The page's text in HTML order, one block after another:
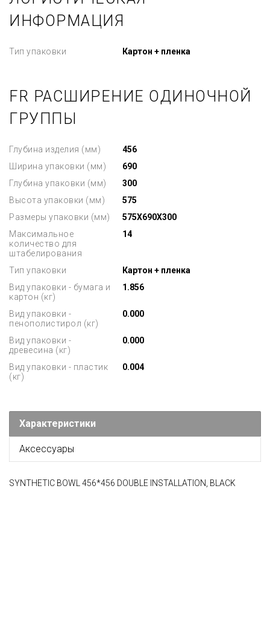
ИНФОРМАЦИЯ
Тип упаковки Картон + пленка
FR РАСШИРЕНИЕ ОДИНОЧНОЙ
ГРУППЫ
Глубина изделия (мм)
456
Ширина упаковки (мм)
690
Глубина упаковки (мм)
300
Высота упаковки (мм)
575
Размеры упаковки (мм)
575X690X300
Максимальное
количество для
штабелирования
14
Тип упаковки
Картон + пленка
Вид упаковки - бумага и
картон (кг)
1.856
Вид упаковки -
пенополистирол (кг)
0.000
Вид упаковки -
древесина (кг)
0.000
Вид упаковки - пластик
(кг)
0.004
Характеристики
Аксессуары
SYNTHETIC BOWL 456*456 DOUBLE INSTALLATION, BLACK